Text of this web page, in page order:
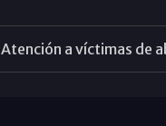
Atención a víctimas de